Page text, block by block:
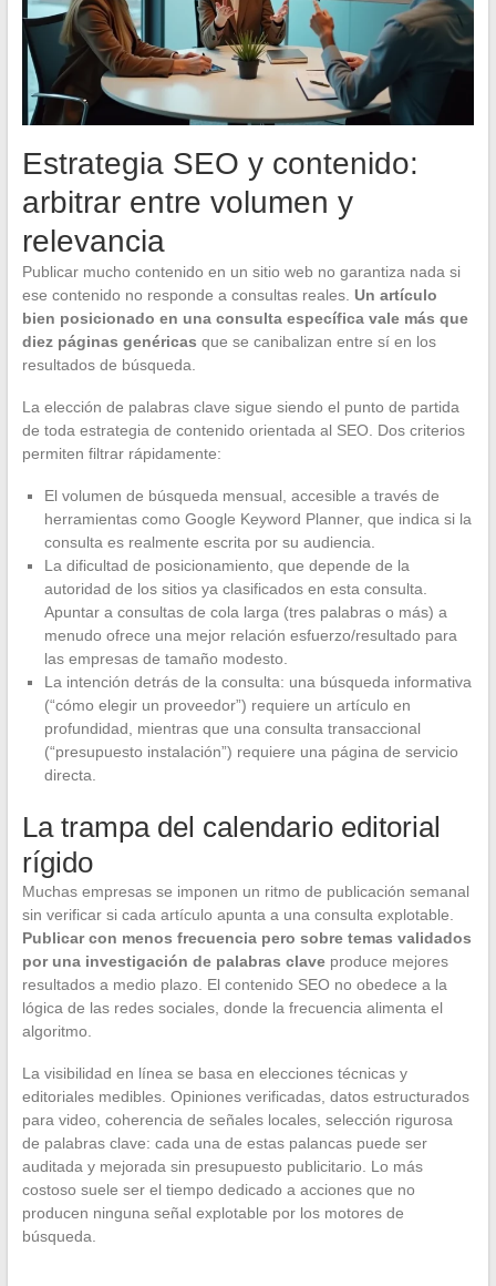
Estrategia SEO y contenido:
arbitrar entre volumen y
relevancia
Publicar mucho contenido en un sitio web no garantiza nada si
ese contenido no responde a consultas reales. Un artículo
bien posicionado en una consulta específica vale más que
diez páginas genéricas que se canibalizan entre sí en los
resultados de búsqueda.
La elección de palabras clave sigue siendo el punto de partida
de toda estrategia de contenido orientada al SEO. Dos criterios
permiten filtrar rápidamente:
El volumen de búsqueda mensual, accesible a través de
herramientas como Google Keyword Planner, que indica si la
consulta es realmente escrita por su audiencia.
La dificultad de posicionamiento, que depende de la
autoridad de los sitios ya clasificados en esta consulta.
Apuntar a consultas de cola larga (tres palabras o más) a
menudo ofrece una mejor relación esfuerzo/resultado para
las empresas de tamaño modesto.
La intención detrás de la consulta: una búsqueda informativa
(“cómo elegir un proveedor”) requiere un artículo en
profundidad, mientras que una consulta transaccional
(“presupuesto instalación”) requiere una página de servicio
directa.
La trampa del calendario editorial
rígido
Muchas empresas se imponen un ritmo de publicación semanal
sin verificar si cada artículo apunta a una consulta explotable.
Publicar con menos frecuencia pero sobre temas validados
por una investigación de palabras claveproduce mejores
resultados a medio plazo. El contenido SEO no obedece a la
lógica de las redes sociales, donde la frecuencia alimenta el
algoritmo.
La visibilidad en línea se basa en elecciones técnicas y
editoriales medibles. Opiniones verificadas, datos estructurados
para video, coherencia de señales locales, selección rigurosa
de palabras clave: cada una de estas palancas puede ser
auditada y mejorada sin presupuesto publicitario. Lo más
costoso suele ser el tiempo dedicado a acciones que no
producen ninguna señal explotable por los motores de
búsqueda.